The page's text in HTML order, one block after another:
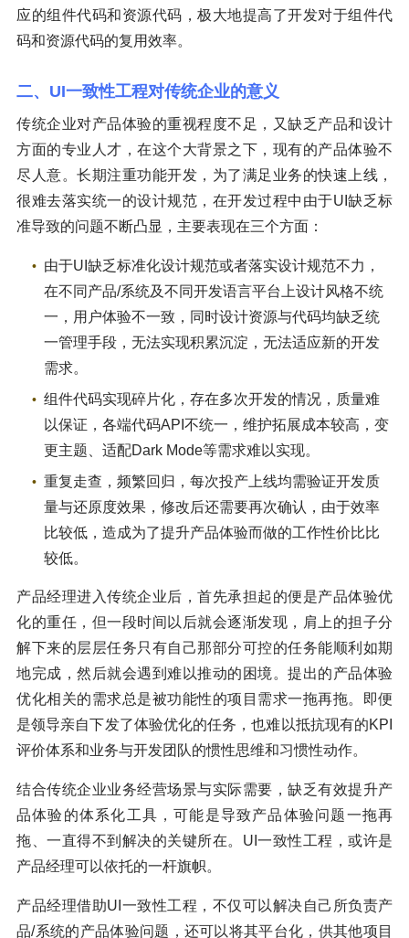
应的组件代码和资源代码，极大地提高了开发对于组件代
码和资源代码的复用效率。
二、UI一致性工程对传统企业的意义
传统企业对产品体验的重视程度不足，又缺乏产品和设计
方面的专业人才，在这个大背景之下，现有的产品体验不
尽人意。长期注重功能开发，为了满足业务的快速上线，
很难去落实统一的设计规范，在开发过程中由于UI缺乏标
准导致的问题不断凸显，主要表现在三个方面：
由于UI缺乏标准化设计规范或者落实设计规范不力，
在不同产品/系统及不同开发语言平台上设计风格不统
一，用户体验不一致，同时设计资源与代码均缺乏统
一管理手段，无法实现积累沉淀，无法适应新的开发
需求。
组件代码实现碎片化，存在多次开发的情况，质量难
以保证，各端代码API不统一，维护拓展成本较高，变
更主题、适配Dark Mode等需求难以实现。
重复走查，频繁回归，每次投产上线均需验证开发质
量与还原度效果，修改后还需要再次确认，由于效率
比较低，造成为了提升产品体验而做的工作性价比比
较低。
产品经理进入传统企业后，首先承担起的便是产品体验优
化的重任，但一段时间以后就会逐渐发现，肩上的担子分
解下来的层层任务只有自己那部分可控的任务能顺利如期
地完成，然后就会遇到难以推动的困境。提出的产品体验
优化相关的需求总是被功能性的项目需求一拖再拖。即便
是领导亲自下发了体验优化的任务，也难以抵抗现有的KPI
评价体系和业务与开发团队的惯性思维和习惯性动作。
结合传统企业业务经营场景与实际需要，缺乏有效提升产
品体验的体系化工具，可能是导致产品体验问题一拖再
拖、一直得不到解决的关键所在。UI一致性工程，或许是
产品经理可以依托的一杆旗帜。
产品经理借助UI一致性工程，不仅可以解决自己所负责产
品/系统的产品体验问题，还可以将其平台化，供其他项目